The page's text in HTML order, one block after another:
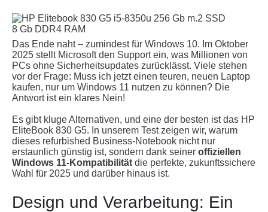
Das Ende naht – zumindest für Windows 10. Im Oktober
2025 stellt Microsoft den Support ein, was Millionen von
PCs ohne Sicherheitsupdates zurücklässt. Viele stehen
vor der Frage: Muss ich jetzt einen teuren, neuen Laptop
kaufen, nur um Windows 11 nutzen zu können? Die
Antwort ist ein klares Nein!
Es gibt kluge Alternativen, und eine der besten ist das HP
EliteBook 830 G5. In unserem Test zeigen wir, warum
dieses refurbished Business-Notebook nicht nur
erstaunlich günstig ist, sondern dank seiner offiziellen
Windows 11-Kompatibilität die perfekte, zukunftssichere
Wahl für 2025 und darüber hinaus ist.
Design und Verarbeitung: Ein